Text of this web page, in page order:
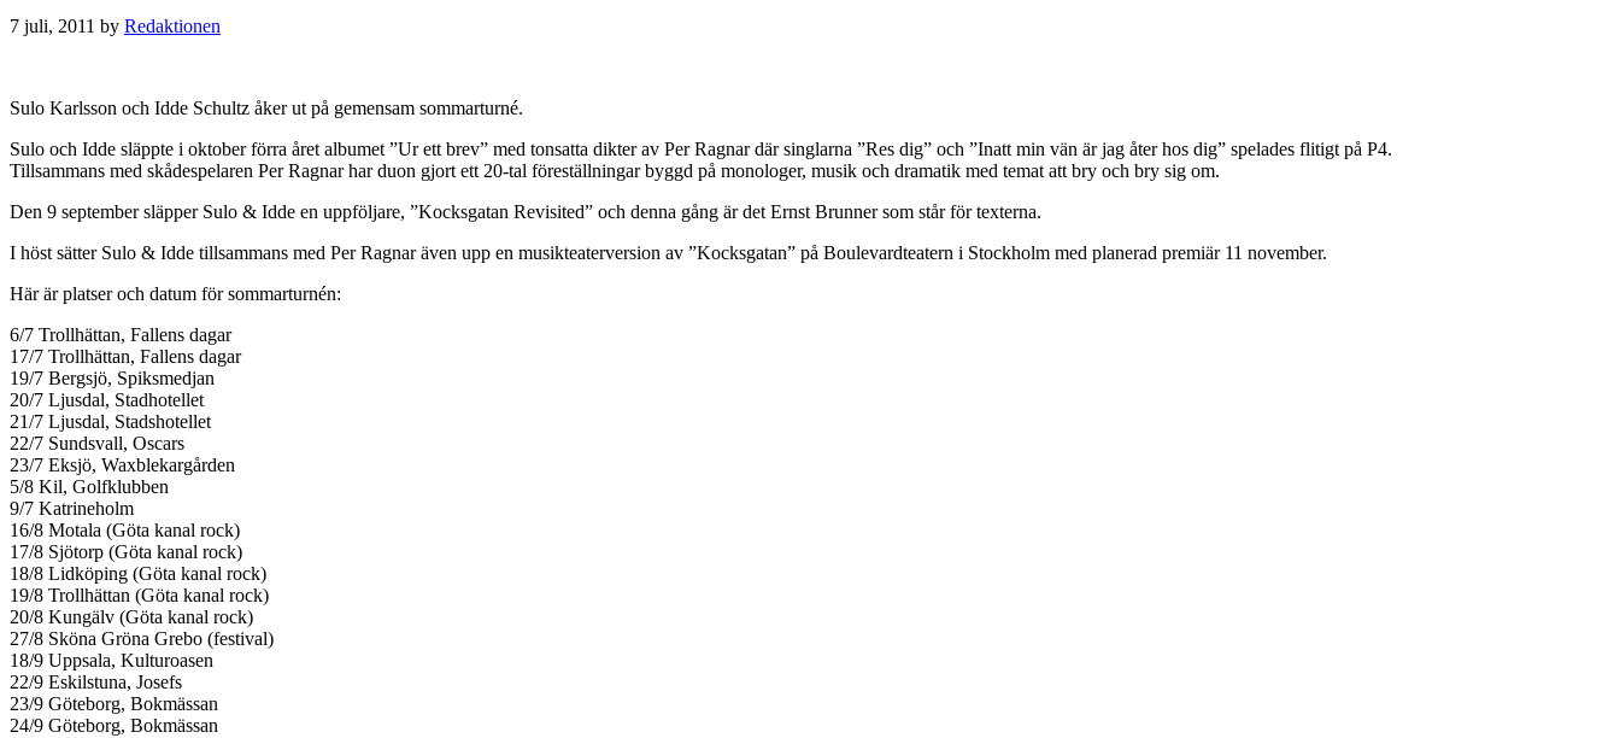
7 juli, 2011 by Redaktionen
Sulo Karlsson och Idde Schultz åker ut på gemensam sommarturné.
Sulo och Idde släppte i oktober förra året albumet ”Ur ett brev” med tonsatta dikter av Per Ragnar där singlarna ”Res dig” och ”Inatt min vän är jag åter hos dig” spelades flitigt på P4.
Tillsammans med skådespelaren Per Ragnar har duon gjort ett 20-tal föreställningar byggd på monologer, musik och dramatik med temat att bry och bry sig om.
Den 9 september släpper Sulo & Idde en uppföljare, ”Kocksgatan Revisited” och denna gång är det Ernst Brunner som står för texterna.
I höst sätter Sulo & Idde tillsammans med Per Ragnar även upp en musikteaterversion av ”Kocksgatan” på Boulevardteatern i Stockholm med planerad premiär 11 november.
Här är platser och datum för sommarturnén:
6/7 Trollhättan, Fallens dagar
17/7 Trollhättan, Fallens dagar
19/7 Bergsjö, Spiksmedjan
20/7 Ljusdal, Stadhotellet
21/7 Ljusdal, Stadshotellet
22/7 Sundsvall, Oscars
23/7 Eksjö, Waxblekargården
5/8 Kil, Golfklubben
9/7 Katrineholm
16/8 Motala (Göta kanal rock)
17/8 Sjötorp (Göta kanal rock)
18/8 Lidköping (Göta kanal rock)
19/8 Trollhättan (Göta kanal rock)
20/8 Kungälv (Göta kanal rock)
27/8 Sköna Gröna Grebo (festival)
18/9 Uppsala, Kulturoasen
22/9 Eskilstuna, Josefs
23/9 Göteborg, Bokmässan
24/9 Göteborg, Bokmässan